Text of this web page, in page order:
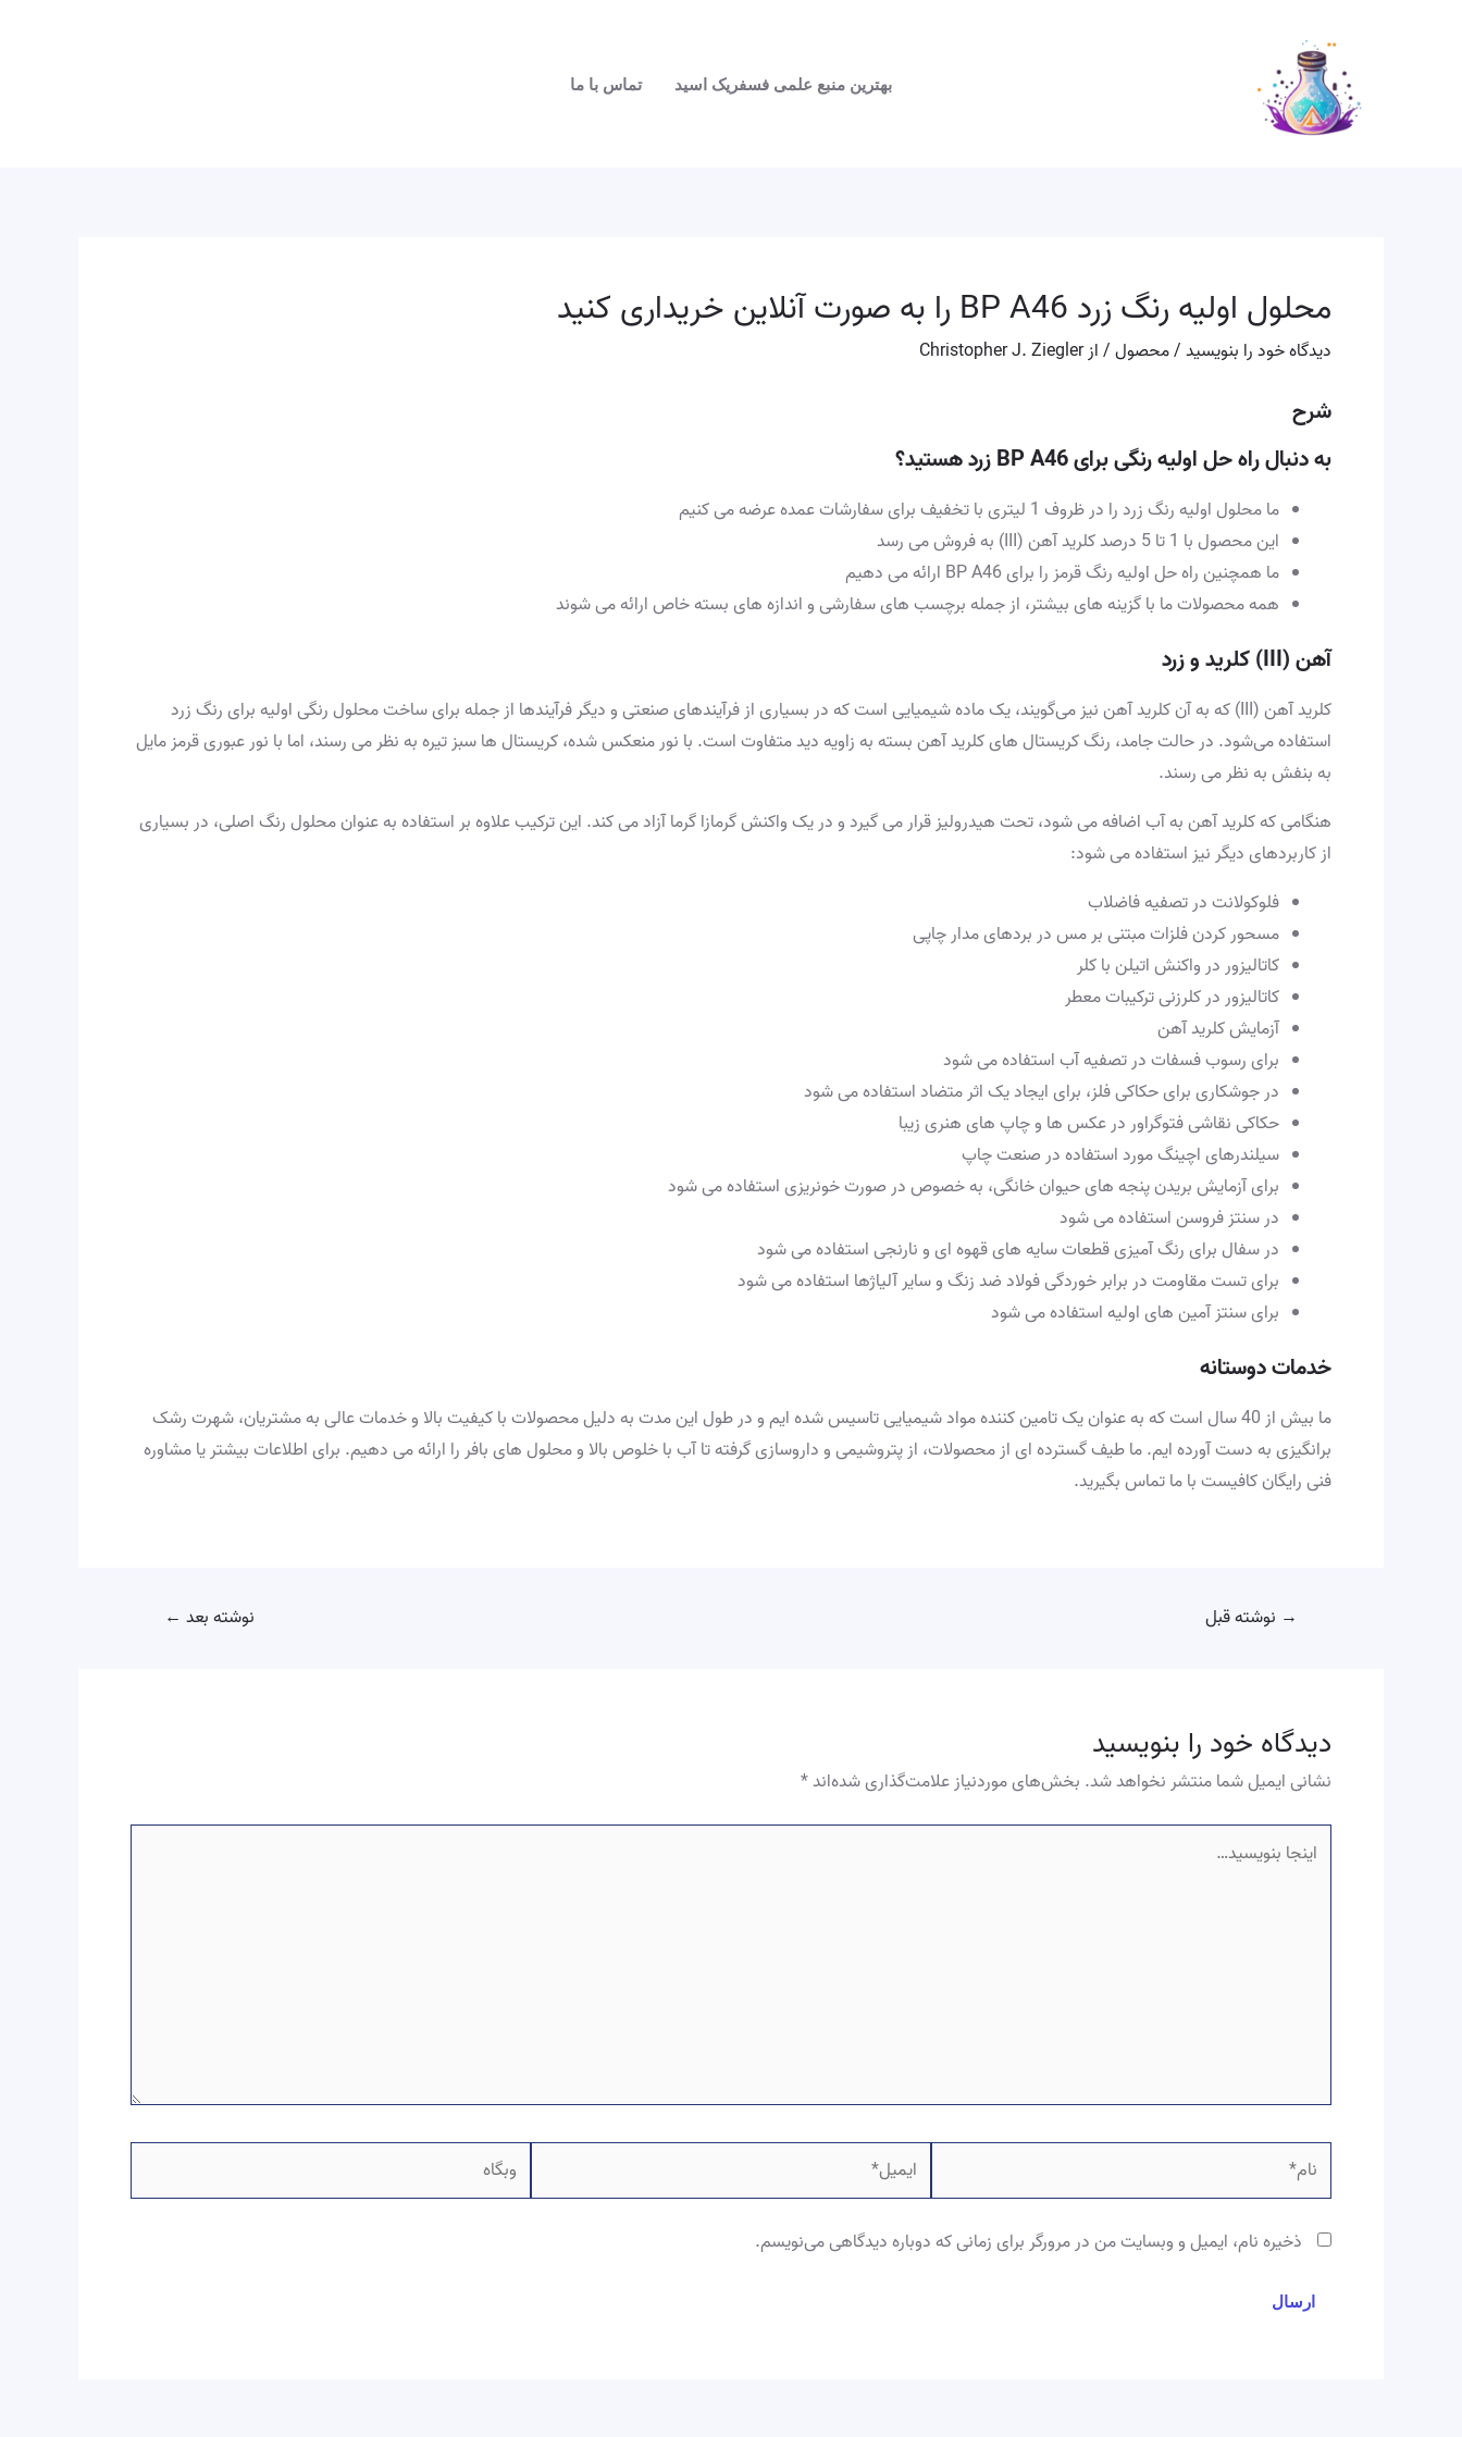
بهترین منبع علمی فسفریک اسید تماس با ما
محلول اولیه رنگ زرد BP A46 را به صورت آنلاین خریداری کنید
دیدگاه‌ خود را بنویسید/محصول/ ازChristopher J. Ziegler
شرح
به دنبال راه حل اولیه رنگی برای BP A46 زرد هستید؟
ما محلول اولیه رنگ زرد را در ظروف 1 لیتری با تخفیف برای سفارشات عمده عرضه می کنیم
این محصول با 1 تا 5 درصد کلرید آهن (III) به فروش می رسد
ما همچنین راه حل اولیه رنگ قرمز را برای BP A46 ارائه می دهیم
همه محصولات ما با گزینه های بیشتر، از جمله برچسب های سفارشی و اندازه های بسته خاص ارائه می شوند
آهن (III) کلرید و زرد
کلرید آهن (III) که به آن کلرید آهن نیز می‌گویند، یک ماده شیمیایی است که در بسیاری از فرآیندهای صنعتی و دیگر فرآیندها از جمله برای ساخت محلول رنگی اولیه برای رنگ زرد
استفاده می‌شود. در حالت جامد، رنگ کریستال های کلرید آهن بسته به زاویه دید متفاوت است. با نور منعکس شده، کریستال ها سبز تیره به نظر می رسند، اما با نور عبوری قرمز مایل
به بنفش به نظر می رسند.
هنگامی که کلرید آهن به آب اضافه می شود، تحت هیدرولیز قرار می گیرد و در یک واکنش گرمازا گرما آزاد می کند. این ترکیب علاوه بر استفاده به عنوان محلول رنگ اصلی، در بسیاری
از کاربردهای دیگر نیز استفاده می شود:
فلوکولانت در تصفیه فاضلاب
مسحور کردن فلزات مبتنی بر مس در بردهای مدار چاپی
کاتالیزور در واکنش اتیلن با کلر
کاتالیزور در کلرزنی ترکیبات معطر
آزمایش کلرید آهن
برای رسوب فسفات در تصفیه آب استفاده می شود
در جوشکاری برای حکاکی فلز، برای ایجاد یک اثر متضاد استفاده می شود
حکاکی نقاشی فتوگراور در عکس ها و چاپ های هنری زیبا
سیلندرهای اچینگ مورد استفاده در صنعت چاپ
برای آزمایش بریدن پنجه های حیوان خانگی، به خصوص در صورت خونریزی استفاده می شود
در سنتز فروسن استفاده می شود
در سفال برای رنگ آمیزی قطعات سایه های قهوه ای و نارنجی استفاده می شود
برای تست مقاومت در برابر خوردگی فولاد ضد زنگ و سایر آلیاژها استفاده می شود
برای سنتز آمین های اولیه استفاده می شود
خدمات دوستانه
ما بیش از 40 سال است که به عنوان یک تامین کننده مواد شیمیایی تاسیس شده ایم و در طول این مدت به دلیل محصولات با کیفیت بالا و خدمات عالی به مشتریان، شهرت رشک
برانگیزی به دست آورده ایم. ما طیف گسترده ای از محصولات، از پتروشیمی و داروسازی گرفته تا آب با خلوص بالا و محلول های بافر را ارائه می دهیم. برای اطلاعات بیشتر یا مشاوره
فنی رایگان کافیست با ما تماس بگیرید.
نوشته
→ نوشته قبل نوشته بعد ←
دیدگاه‌ خود را بنویسید
نشانی ایمیل شما منتشر نخواهد شد. بخش‌های موردنیاز علامت‌گذاری شده‌اند*
بنویسید…
نام* ایمیل* وبگاه
ذخیره نام، ایمیل و وبسایت من در مرورگر برای زمانی که دوباره دیدگاهی می‌نویسم.